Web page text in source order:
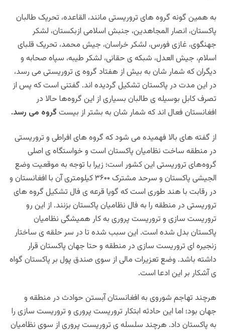
به همین گونه گروه های تروریستی مانند، القاعده، تحریک طالبان
پاکستان، انصار المجاهدین، جنبش اسلامی ازبکستان، لشکر
جهنگوی، غازی فورس، لشکر خراسان، جیش محمد، تحریک قلبای
اسلام، جیش العدل، شبکه ی حقانی، لشکر طیبه، سپاه صحابه و
دیگران که شمار شان به بیش از هفتاد گروه ی تروریستی می رسد،
در این مدت در پاکستان تشکیل گردیده اند. گفتنی است که‌ پس از
تصرف کابل بوسیله ی طالبان بسیاری از این گروه‌ها حالا در
افغانستان فعال اند که شمار شان به بشتر از بیست گروه می رسد.
از گفته های بالا فهمیده می شود که گروه های افراطی و تروریستی
در منطقه ساخت نظامیان پاکستان است و خواستگاه ی اصلی
گروه‌های تروریستی این کشور است؛ زیرا با توجه به موقعیت وضع
الجیشی پاکستان و سرحد مشترک ۳۶۰۰ کیلومتری آن با افغانستان و
در رقابت با هند طوری است که گویا قرعه ی فال تشکیل گروه های
تروریستی در منطقه را به فال نظامیان پاکستان بزنند. از این رو
تروریست سازی و تروریست پروری به کار همیشگی نظامیان
پاکستان بدل شده است. این سبب شده تا در سر حلقه ی ساختار
زنجیره ای تروریست سازی در منطقه و حتا جهان پاکستان قرار
داشته باشد. وضع تعزیرات مالی از سوی صندق پول بر پاکستان گواه
ی آشکار بر این ادعا است.
هرچند تهاجم شوروی به افغانستان آبستن حوادث در منطقه و
جهان بود؛ اما این حادثه ابتکار تروریست پروری و تروریست سازی را
به پاکستان داد. هرچند سلسله ی تروریست پروری از سوی نظامیان